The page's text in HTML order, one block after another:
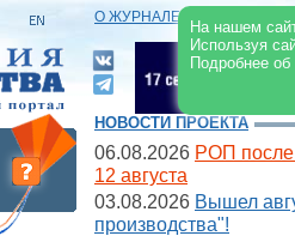
На нашем
Используя
Подробнее
О ЖУРНАЛЕ |
НОВОСТИ ПРОЕКТА
06.08.2026 РОП после
12 августа
03.08.2026 Вышел
производства"!